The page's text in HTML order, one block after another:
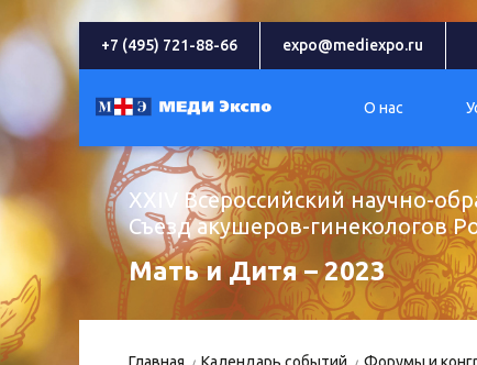
+7 (495) 721-88-66 expo@mediexpo.ru
О нас
XXIV Всероссийский научно-
Съезд акушеров-гинекологов
Мать и Дитя – 2023